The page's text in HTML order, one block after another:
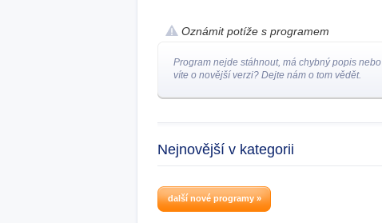
Oznámit potíže s programem
Program nejde stáhnout, má chybný popis nebo
víte o novější verzi? Dejte nám o tom vědět.
Nejnovější v kategorii
další nové programy »